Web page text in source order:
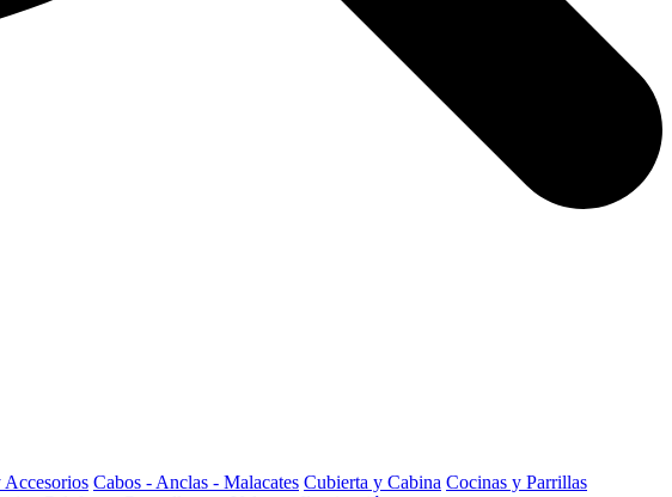
Accesorios Cabos - Anclas - Malacates Cubierta y Cabina Cocinas y Parrillas